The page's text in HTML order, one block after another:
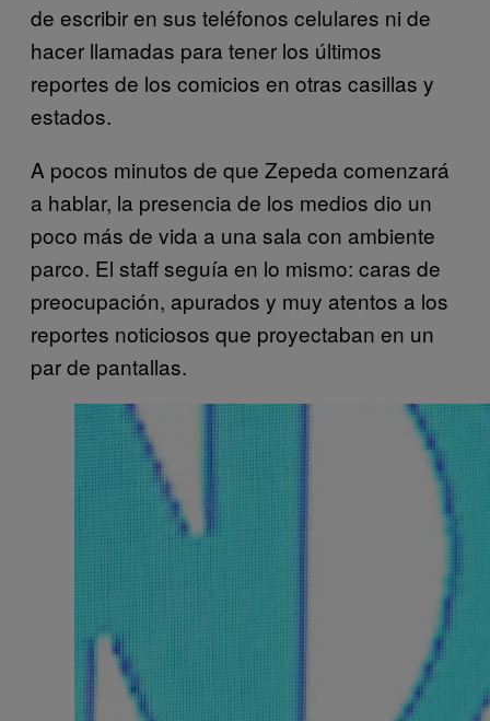
de escribir en sus teléfonos celulares ni de
hacer llamadas para tener los últimos
reportes de los comicios en otras casillas y
estados.
A pocos minutos de que Zepeda comenzará
a hablar, la presencia de los medios dio un
poco más de vida a una sala con ambiente
parco. El staff seguía en lo mismo: caras de
preocupación, apurados y muy atentos a los
reportes noticiosos que proyectaban en un
par de pantallas.